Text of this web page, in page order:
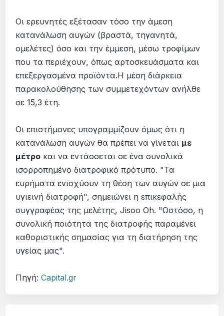
Οι ερευνητές εξέτασαν τόσο την άμεση
κατανάλωση αυγών (βραστά, τηγανητά,
ομελέτες) όσο και την έμμεση, μέσω τροφίμων
που τα περιέχουν, όπως αρτοσκευάσματα και
επεξεργασμένα προϊόντα.Η μέση διάρκεια
παρακολούθησης των συμμετεχόντων ανήλθε
σε 15,3 έτη.
Οι επιστήμονες υπογραμμίζουν όμως ότι η
κατανάλωση αυγών θα πρέπει να γίνεται με
μέτρο και να εντάσσεται σε ένα συνολικά
ισορροπημένο διατροφικό πρότυπο. "Τα
ευρήματα ενισχύουν τη θέση των αυγών σε μια
υγιεινή διατροφή", σημειώνει η επικεφαλής
συγγραφέας της μελέτης, Jisoo Oh. "Ωστόσο, η
συνολική ποιότητα της διατροφής παραμένει
καθοριστικής σημασίας για τη διατήρηση της
υγείας μας".
Πηγή:Capital.gr